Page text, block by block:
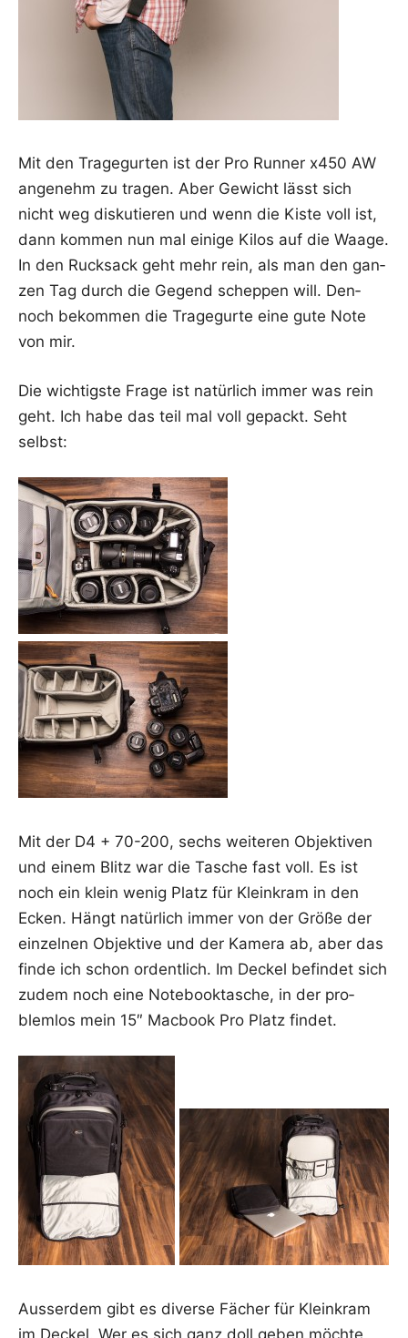
Mit den Tra­ge­gur­ten ist der Pro Run­ner x450 AW
ange­nehm zu tra­gen. Aber Gewicht lässt sich
nicht weg dis­ku­tie­ren und wenn die Kis­te voll ist,
dann kom­men nun mal eini­ge Kilos auf die Waa­ge.
In den Ruck­sack geht mehr rein, als man den gan­
zen Tag durch die Gegend schep­pen will. Den­
noch bekom­men die Tra­ge­gur­te eine gute Note
von mir.
Die wich­tigs­te Fra­ge ist natür­lich immer was rein
geht. Ich habe das teil mal voll gepackt. Seht
selbst:
Mit der D4 + 70-200, sechs wei­te­ren Objek­ti­ven
und einem Blitz war die Tasche fast voll. Es ist
noch ein klein wenig Platz für Klein­kram in den
Ecken. Hängt natür­lich immer von der Grö­ße der
ein­zel­nen Objek­ti­ve und der Kame­ra ab, aber das
fin­de ich schon ordent­lich. Im Deckel befin­det sich
zudem noch eine Note­book­ta­sche, in der pro­
blem­los mein 15″ Mac­book Pro Platz findet.
Aus­ser­dem gibt es diver­se Fächer für Klein­kram
im Deckel. Wer es sich ganz doll geben möch­te,